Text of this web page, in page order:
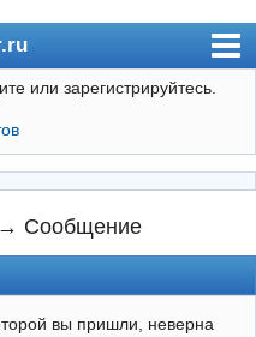
или зарегистрируйтесь.
→ Сообщение
вы пришли, неверна